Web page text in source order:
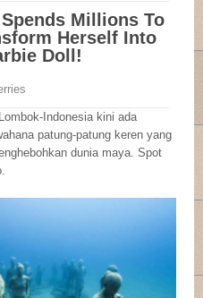
Indonesia kini ada
patung-patung keren yang
dunia maya. Spot